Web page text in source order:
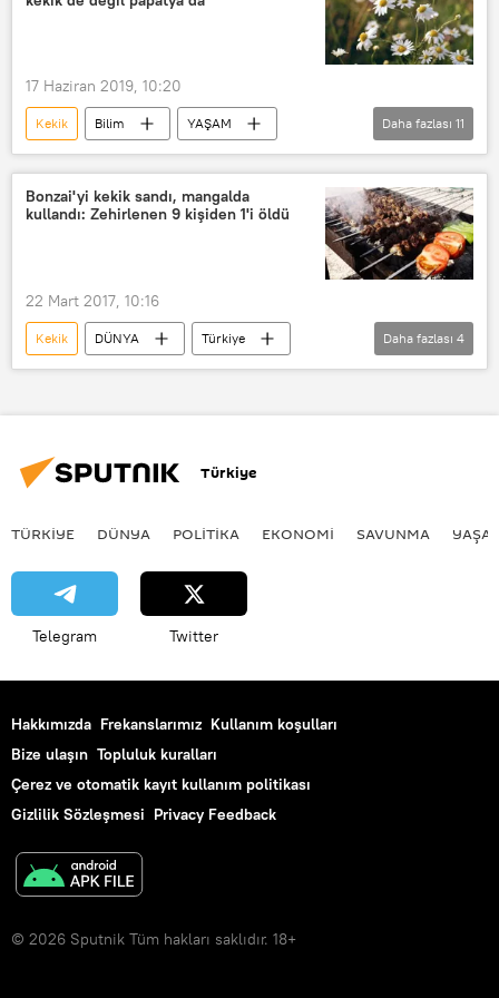
17 Haziran 2019, 10:20
Kekik Bilim
YAŞAM
Haberler
Türkiye
DÜNYA
Yeditepe Üniversitesi
Erdem Yeşilada
Papatya
TÜRKİYE
tıbbi bitki
Daha fazlası 11
Bonzai'yi kekik sandı, mangalda
kullandı: Zehirlenen 9 kişiden 1'i öldü
22 Mart 2017, 10:16
Kekik DÜNYA
Türkiye
Haberler
İstanbul
Bonzai
Daha fazlası 4
Türkiye
TÜRKIYE DÜNYA POLİTİKA EKONOMİ SAVUNMA
Telegram Twitter
Hakkımızda Frekanslarımız Kullanım koşulları
Bize ulaşın Topluluk kuralları
Çerez ve otomatik kayıt kullanım politikası
Gizlilik Sözleşmesi Privacy Feedback
© 2026 Sputnik Tüm hakları saklıdır. 18+